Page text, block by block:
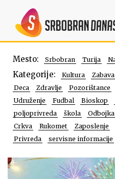
Mesto: Srbobran Turija
Kategorije: Kultura Zabava
Deca
Zdravlje Pozorištance
Udruženje
Fudbal Bioskop
poljoprivreda
škola Odbojka
Crkva
Rukomet Zaposlenje
Privreda
servisne informacije